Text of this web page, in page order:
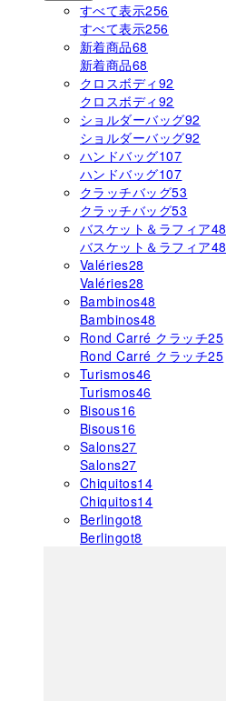
すべて表示256
すべて表示256
新着商品68
新着商品68
クロスボディ 92
クロスボディ 92
ショルダーバッグ92
ショルダーバッグ92
ハンドバッグ107
ハンドバッグ107
クラッチバッグ53
クラッチバッグ53
バスケット＆ラフィア48
バスケット＆ラフィア48
Valéries28
Valéries28
Bambinos48
Bambinos48
Rond Carré クラッチ25
Rond Carré クラッチ25
Turismos46
Turismos46
Bisous16
Bisous16
Salons27
Salons27
Chiquitos14
Chiquitos14
Berlingot8
Berlingot8